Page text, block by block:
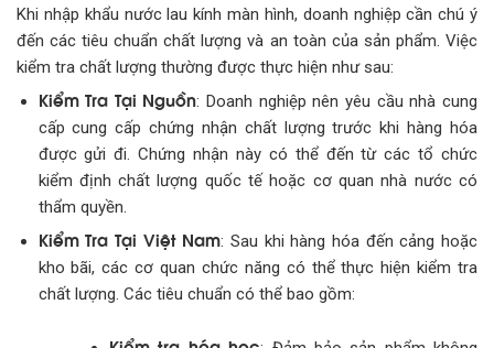
Khi nhập khẩu nước lau kính màn hình, doanh nghiệp cần chú ý
đến các tiêu chuẩn chất lượng và an toàn của sản phẩm. Việc
kiểm tra chất lượng thường được thực hiện như sau:
Kiểm Tra Tại Nguồn: Doanh nghiệp nên yêu cầu nhà cung
cấp cung cấp chứng nhận chất lượng trước khi hàng hóa
được gửi đi. Chứng nhận này có thể đến từ các tổ chức
kiểm định chất lượng quốc tế hoặc cơ quan nhà nước có
thẩm quyền.
Kiểm Tra Tại Việt Nam: Sau khi hàng hóa đến cảng hoặc
kho bãi, các cơ quan chức năng có thể thực hiện kiểm tra
chất lượng. Các tiêu chuẩn có thể bao gồm: